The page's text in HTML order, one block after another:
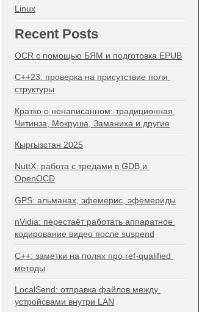
Linux
Recent Posts
OCR с помощью БЯМ и подготовка EPUB
C++23: проверка на присутствие поля
структуры
Кратко о ненаписанном: традиционная
Читинза, Мокруша, Заманиха и другие
Кыргызстан 2025
NuttX: работа с тредами в GDB и
OpenOCD
GPS: альманах, эфемерис, эфемериды
nVidia: перестаёт работать аппаратное
кодирование видео после suspend
C++: заметки на полях про ref-qualified
методы
LocalSend: отправка файлов между
устройсвами внутри LAN